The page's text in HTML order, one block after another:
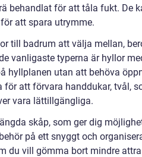
behandlat för att tåla fukt. De
att spara utrymme.
till badrum att välja mellan,
vanligaste typerna är hyllor
hyllplanen utan att behöva
för att förvara handdukar, tvål,
vara lättillgängliga.
skåp, som ger dig
på ett snyggt och
du vill gömma bort mindre